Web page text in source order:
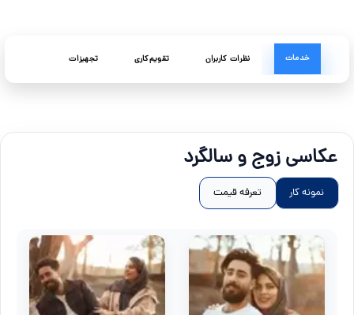
خدمات نظرات کاربران تقویم‌کاری تجهیزات
عکاسی زوج و سالگرد
نمونه کار تعرفه قیمت